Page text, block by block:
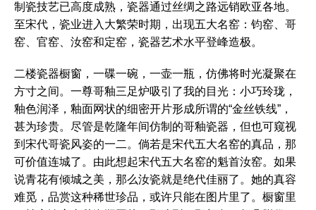
制瓷技艺已高度成熟，瓷器通过丝绸之路远销欧亚各地。
至宋代，瓷业进入大繁荣时期，出现五大名窑：钧窑、哥
窑、官窑、汝窑和定窑，瓷器艺术水平登峰造极。
二楼瓷器橱窗，一碟一碗，一壶一瓶，仿佛将时光凝聚在
方寸之间。一尊哥釉三足炉吸引了我的目光：小巧玲珑，
釉色润泽，釉面网状的细密开片形成所谓的“金丝铁线”，
甚为珍贵。尽管是乾隆年间仿制的哥釉瓷器，但也可窥视
到宋代哥瓷风姿的一二。倘若是宋代五大名窑的真品，那
可价值连城了。由此想起宋代五大名窑的魁首汝窑。如果
说青花有倾城之美，那么汝瓷就是绝代佳丽了。她的真容
难觅，品赏这种稀世珍品，或许只能在图片里了。橱窗里